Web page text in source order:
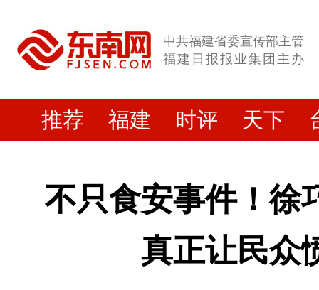
中共福建省委宣传部主管
福建日报报业集团主办
推荐 福建 时评 天下
不只食安事件！徐
真正让民众